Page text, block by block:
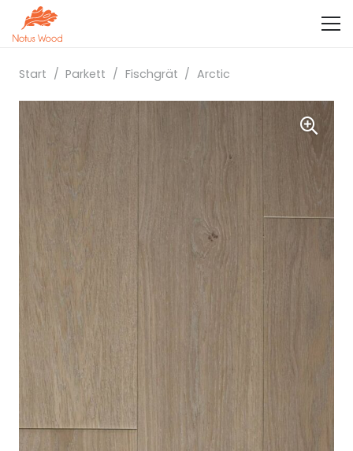
Start / Parkett / Fischgrät / Arctic